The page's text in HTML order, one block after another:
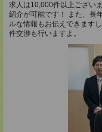
求人は10,000件以上ござい
紹介が可能です！ また、長
ルな情報もお伝えできます
件交渉も行いますよ。